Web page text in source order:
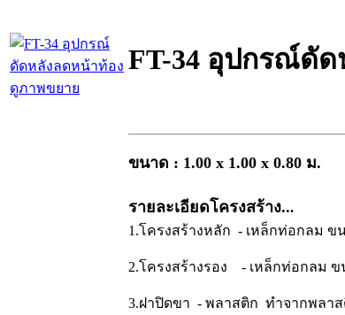
ดูภาพขยาย
FT-34 อุปกรณ์ดั
ขนาด : 1.00 x 1.00 x 0.80 ม.
รายละเอียดโครงสร้าง...
1.โครงสร้างหลัก - เหล็กท่อกลม ข
2.โครงสร้างรอง - เหล็กท่อกลม
3.ฝาปิดขา - พลาสติก ทำจากพลาส